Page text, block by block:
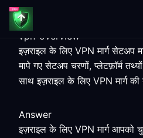
vpn-overview
इज़राइल के लिए VPN मार्ग सेटअप
मापे गए सेटअप चरणों, प्लेटफ़ॉर्म
साथ इज़राइल के लिए VPN मार्ग
Answer
इज़राइल के लिए VPN मार्ग आपको